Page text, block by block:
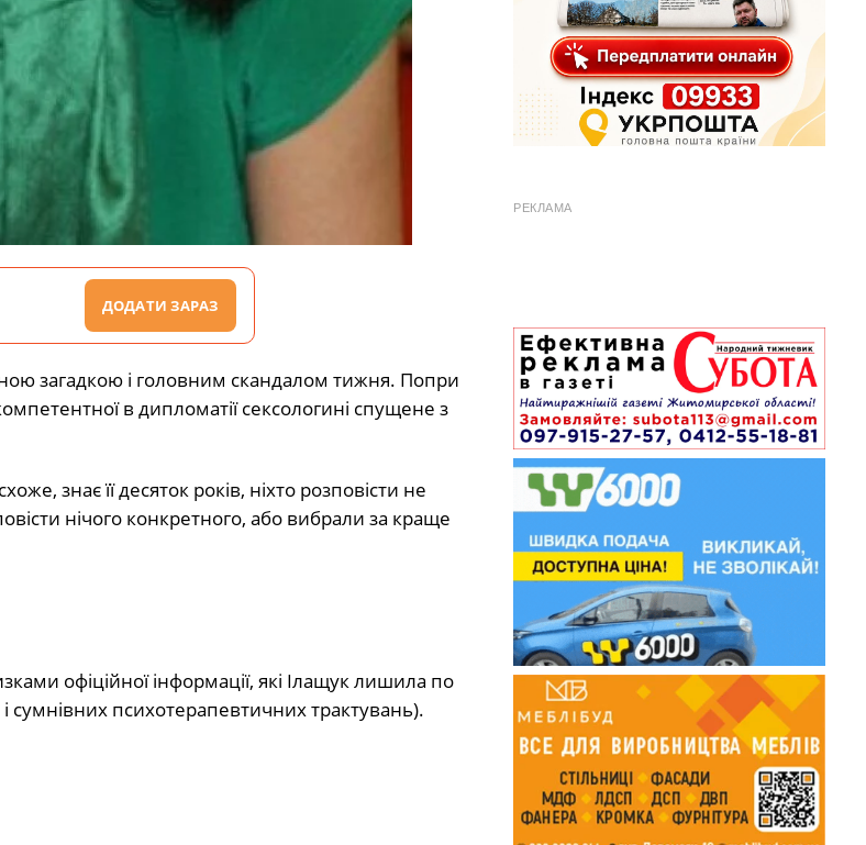
ДОДАТИ ЗАРАЗ
загадкою і головним скандалом тижня. Попри
в дипломатії сексологині спущене з
знає її десяток років, ніхто розповісти не
нічого конкретного, або вибрали за краще
офіційної інформації, які Ілащук лишила по
сумнівних психотерапевтичних трактувань).
РЕКЛАМА